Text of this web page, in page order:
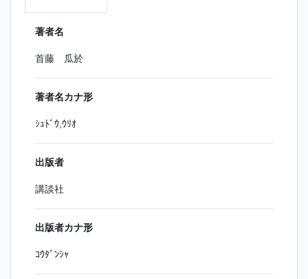
著者名
首藤 瓜於
著者名カナ形
ｼｭﾄﾞｳ,ｳﾘｵ
出版者
講談社
出版者カナ形
ｺｳﾀﾞﾝｼｬ